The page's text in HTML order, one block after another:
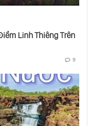
Linh Thiêng Trên
9